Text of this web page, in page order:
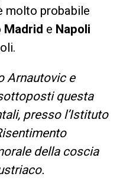
molto probabile
e Napoli
Arnautovic e
questa
presso l’Istituto
della coscia